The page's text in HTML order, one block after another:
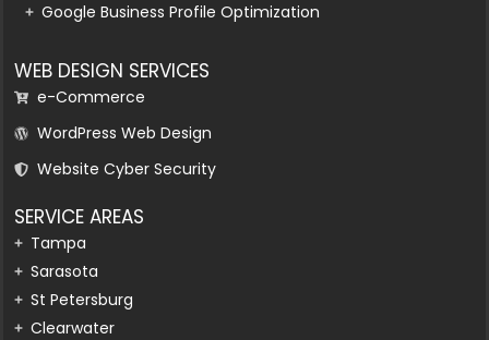
Google Business Profile Optimization
WEB DESIGN SERVICES
e-Commerce
WordPress Web Design
Website Cyber Security
SERVICE AREAS
Tampa
Sarasota
St Petersburg
Clearwater